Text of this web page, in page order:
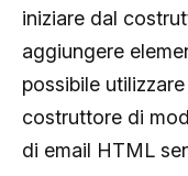
iniziare dal
aggiungere
possibile
costruttore di
di email HTML